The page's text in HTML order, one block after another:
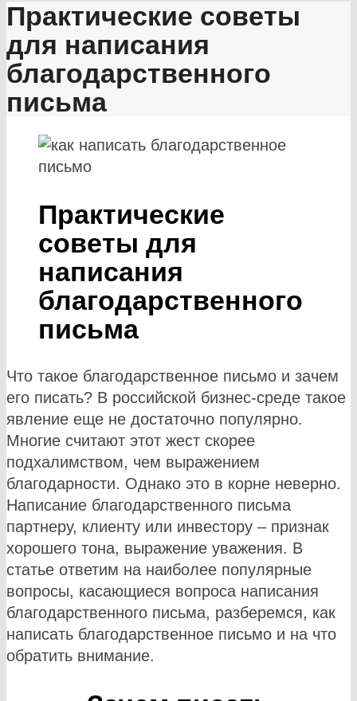
Практические советы
для написания
благодарственного
письма
Практические
советы для
написания
благодарственного
письма
Что такое благодарственное письмо и зачем
его писать? В российской бизнес-среде такое
явление еще не достаточно популярно.
Многие считают этот жест скорее
подхалимством, чем выражением
благодарности. Однако это в корне неверно.
Написание благодарственного письма
партнеру, клиенту или инвестору – признак
хорошего тона, выражение уважения. В
статье ответим на наиболее популярные
вопросы, касающиеся вопроса написания
благодарственного письма, разберемся, как
написать благодарственное письмо и на что
обратить внимание.